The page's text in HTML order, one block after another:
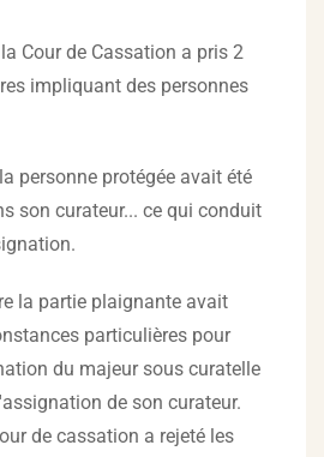
Cour de Cassation a pris 2
impliquant des personnes
personne protégée avait été
son curateur... ce qui conduit
la partie plaignante avait
particulières pour
du majeur sous curatelle
de son curateur.
de cassation a rejeté les